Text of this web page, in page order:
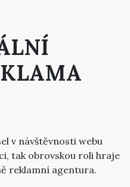
v návštěvnosti webu
tak obrovskou roli hraje
reklamní agentura.